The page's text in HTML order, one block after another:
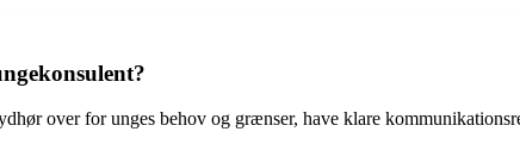
over for unges behov og grænser, have klare